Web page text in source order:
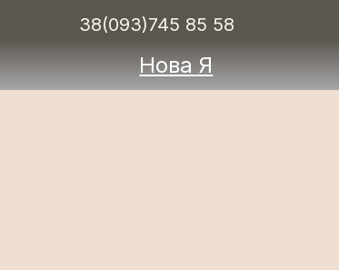
38(093)745 85 58
Нова Я